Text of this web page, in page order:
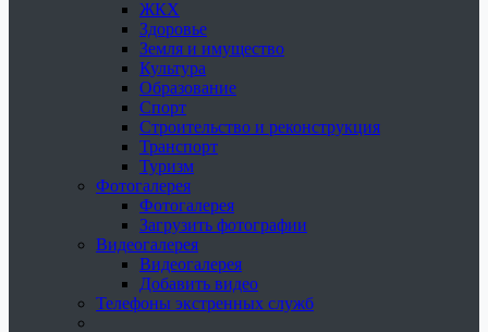
ЖКХ
Здоровье
Земля и имущество
Культура
Образование
Спорт
Строительство и реконструкция
Транспорт
Туризм
Фотогалерея
Фотогалерея
Загрузить фотографии
Видеогалерея
Видеогалерея
Добавить видео
Телефоны экстренных служб